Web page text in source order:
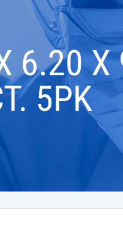
6.20 X
5PK